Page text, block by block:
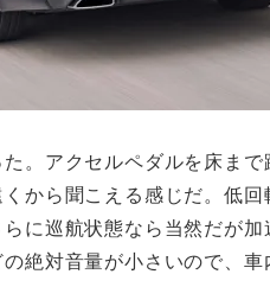
。アクセルペダルを床ま
から聞こえる感じだ。低
に巡航状態なら当然だが
絶対音量が小さいので、